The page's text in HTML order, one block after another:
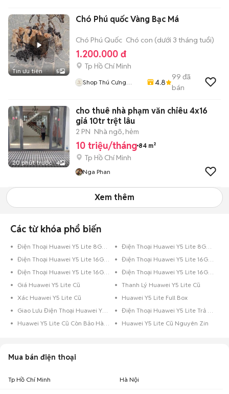
Tin ưu tiên 5
Chó Phú quốc Vàng Bạc Má
Chó Phú Quốc Chó con (dưới 3 tháng tuổi)
1.200.000 đ
Tp Hồ Chí Minh
Shop Thú Cưng
4.8
99 đã
bán
20 phút trước 4
cho thuê nhà phạm văn chiêu 4x16
giá 10tr trệt lâu
2 PN Nhà ngõ, hẻm
10 triệu/tháng 84 m²
Tp Hồ Chí Minh
Nga Phan
Xem thêm
Các từ khóa phổ biến
Điện Thoại Huawei Y5 Lite 8GB Vàng Hồng
Điện Thoại Huawei Y5 Lite 8GB Vàng
Điện Thoại Huawei Y5 Lite 16GB Vàng
Điện Thoại Huawei Y5 Lite 16GB Trắng
Điện Thoại Huawei Y5 Lite 16GB Đen
Điện Thoại Huawei Y5 Lite 16GB Bạc
Giá Huawei Y5 Lite Cũ
Thanh Lý Huawei Y5 Lite Cũ
Xác Huawei Y5 Lite Cũ
Huawei Y5 Lite Full Box
Giao Lưu Điện Thoại Huawei Y5 Lite
Điện Thoại Huawei Y5 Lite Trả Góp
Huawei Y5 Lite Cũ Còn Bảo Hành
Huawei Y5 Lite Cũ Nguyên Zin
Mua bán điện thoại
Tp Hồ Chí Minh Hà Nội